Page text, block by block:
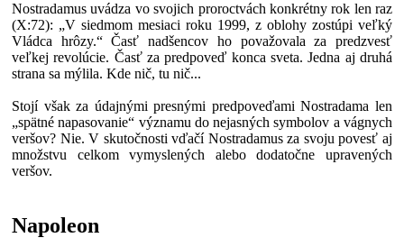
Nostradamus uvádza vo svojich proroctvách konkrétny rok len raz
(X:72): „V siedmom mesiaci roku 1999, z oblohy zostúpi veľký
Vládca hrôzy.“ Časť nadšencov ho považovala za predzvesť
veľkej revolúcie. Časť za predpoveď konca sveta. Jedna aj druhá
strana sa mýlila. Kde nič, tu nič...
Stojí však za údajnými presnými predpoveďami Nostradama len
„spätné napasovanie“ významu do nejasných symbolov a vágnych
veršov? Nie. V skutočnosti vďačí Nostradamus za svoju povesť aj
množstvu celkom vymyslených alebo dodatočne upravených
veršov.
Napoleon